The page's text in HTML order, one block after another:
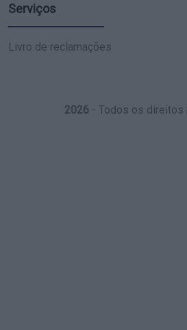
Serviços
Livro de reclamações
2026- Todos os direitos